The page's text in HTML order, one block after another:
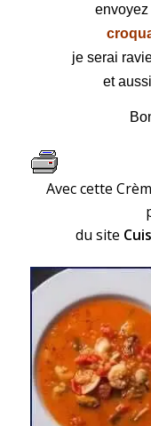
envoyez
je serai
et
Avec cette
du site